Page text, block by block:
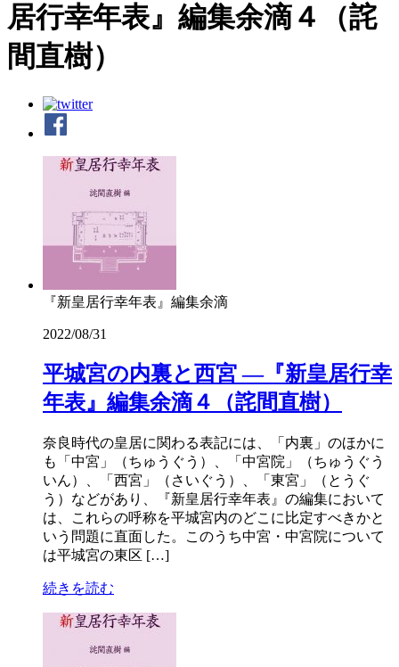
居行幸年表』編集余滴４（詫
間直樹）
『新皇居行幸年表』編集余滴
2022/08/31
平城宮の内裏と西宮 ―『新皇居行幸
年表』編集余滴４（詫間直樹）
奈良時代の皇居に関わる表記には、「内裏」のほかに
も「中宮」（ちゅうぐう）、「中宮院」（ちゅうぐう
いん）、「西宮」（さいぐう）、「東宮」（とうぐ
う）などがあり、『新皇居行幸年表』の編集において
は、これらの呼称を平城宮内のどこに比定すべきかと
いう問題に直面した。このうち中宮・中宮院について
は平城宮の東区 […]
続きを読む